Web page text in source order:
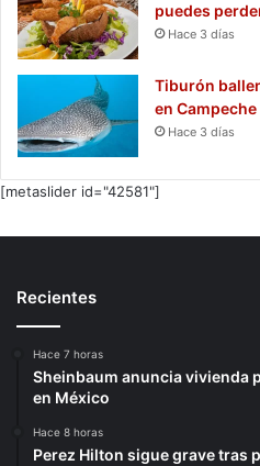
puedes
Hace 3 días
Tiburón
en Campeche
Hace 3 días
[metaslider id="42581"]
Recientes
Hace 7 horas
Sheinbaum anuncia vivienda
en México
Hace 8 horas
Perez Hilton sigue grave tras